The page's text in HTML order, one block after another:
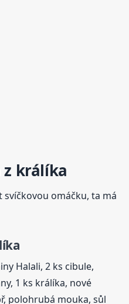
z králíka
omáčku, ta má
Halali, 2 ks cibule,
1 ks králíka, nové
polohrubá mouka, sůl